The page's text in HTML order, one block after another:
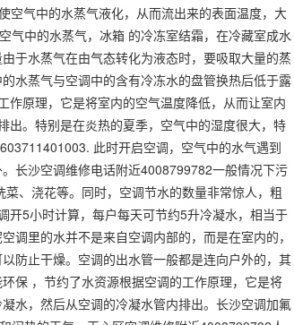
空气中的水蒸气液化，从而流出来的表面温度，大
气中的水蒸气，冰箱 的冷冻室结霜，在冷藏室成水
于水蒸气在由气态转化为液态时，要吸取大量的蒸
水蒸气与空调中的含有冷冻水的盘管换热后低于露
原理，它是将室内的空气温度降低，从而让室内
出。特别是在炎热的夏季，空气中的湿度很大，特
此时开启空调，空气中的水气遇到
长沙空调维修电话附近4008799782一般情况下污
、浇花等。同时，空调节水的数量非常惊人，粗
开5小时计算，每户每天可节约5升冷凝水，相当于
调里的水并不是来自空调内部的，而是在室内的，
防止干燥。空调的出水管一般都是连向户外的，其
保 ，节约了水资源根据空调的工作原理，它是将
水，然后从空调的冷凝水管内排出。长沙空调加氟